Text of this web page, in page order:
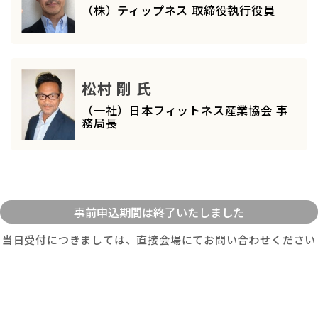
（株）ティップネス 取締役執行役員
松村 剛 氏
（一社）日本フィットネス産業協会 事
務局長
当日受付につきましては、直接会場にてお問い合わせください